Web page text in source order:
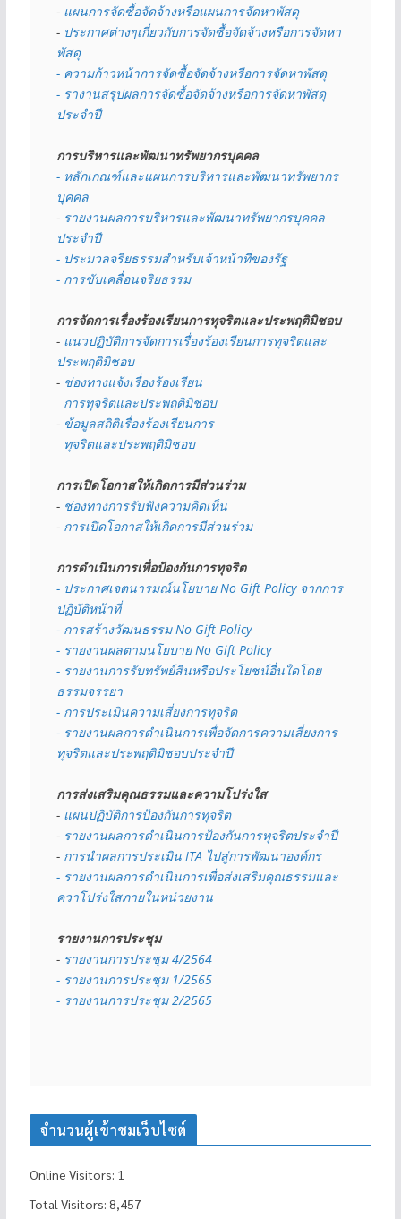
- แผนการจัดซื้อจัดจ้างหรือแผนการจัดหาพัสดุ
- ประกาศต่างๆเกี่ยวกับการจัดซื้อจัดจ้างหรือการจัดหา
พัสดุ
- ความก้าวหน้าการจัดซื้อจัดจ้างหรือการจัดหาพัสดุ
- รางานสรุปผลการจัดซื้อจัดจ้างหรือการจัดหาพัสดุ
ประจำปี
การบริหารและพัฒนาทรัพยากรบุคคล
- หลักเกณฑ์และแผนการบริหารและพัฒนาทรัพยากร
บุคคล
- รายงานผลการบริหารและพัฒนาทรัพยากรบุคคล
ประจำปี
- ประมวลจริยธรรมสำหรับเจ้าหน้าที่ของรัฐ
- การขับเคลื่อนจริยธรรม
การจัดการเรื่องร้องเรียนการทุจริตและประพฤติมิชอบ
- แนวปฏิบัติการจัดการเรื่องร้องเรียนการทุจริตและ
ประพฤติมิชอบ
- ช่องทางแจ้งเรื่องร้องเรียน
  การทุจริตและประพฤติมิชอบ
- ข้อมูลสถิติเรื่องร้องเรียนการ
  ทุจริตและประพฤติมิชอบ
การเปิดโอกาสให้เกิดการมีส่วนร่วม
- ช่องทางการรับฟังความคิดเห็น
- การเปิดโอกาสให้เกิดการมีส่วนร่วม
การดำเนินการเพื่อป้องกันการทุจริต
- ประกาศเจตนารมณ์นโยบาย No Gift Policy จากการ
ปฏิบัติหน้าที่
- การสร้างวัฒนธรรม No Gift Policy
- รายงานผลตามนโยบาย No Gift Policy
- รายงานการรับทรัพย์สินหรือประโยชน์อื่นใดโดย
ธรรมจรรยา
- การประเมินความเสี่ยงการทุจริต
- รายงานผลการดำเนินการเพื่อจัดการความเสี่ยงการ
ทุจริตและประพฤติมิชอบประจำปี
การส่งเสริมคุณธรรมและความโปร่งใส
- แผนปฏิบัติการป้องกันการทุจริต
- รายงานผลการดำเนินการป้องกันการทุจริตประจำปี
- การนำผลการประเมิน ITA ไปสู่การพัฒนาองค์กร
- รายงานผลการดำเนินการเพื่อส่งเสริมคุณธรรมและ
ควาโปร่งใสภายในหน่วยงาน
รายงานการประชุม
- รายงานการประชุม 4/2564
- รายงานการประชุม 1/2565
- รายงานการประชุม 2/2565
จำนวนผู้เข้าชมเว็บไซต์
Online Visitors: 1
Total Visitors: 8,457